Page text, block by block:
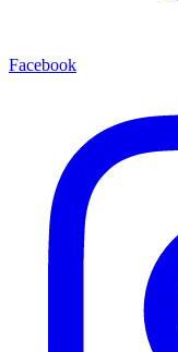
Facebook